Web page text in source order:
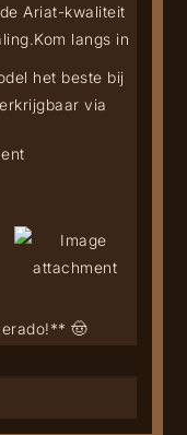
🤠
Ariat-kwaliteit
Kom langs in
het beste bij
via